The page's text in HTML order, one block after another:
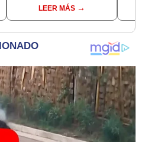
anchovetaLEER MÁS